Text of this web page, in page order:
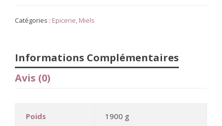
Catégories : Epicerie, Miels
Informations Complémentaires
Avis (0)
Poids 1900 g